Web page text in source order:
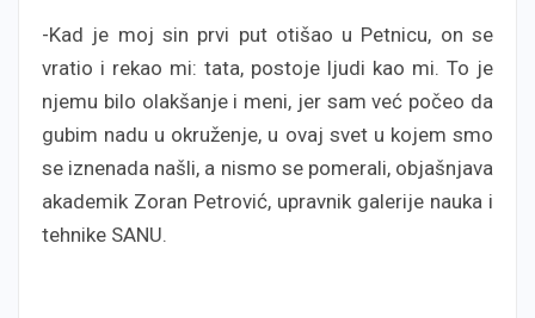
-Kad je moj sin prvi put otišao u Petnicu, on se
vratio i rekao mi: tata, postoje ljudi kao mi. To je
njemu bilo olakšanje i meni, jer sam već počeo da
gubim nadu u okruženje, u ovaj svet u kojem smo
se iznenada našli, a nismo se pomerali, objašnjava
akademik Zoran Petrović, upravnik galerije nauka i
tehnike SANU.